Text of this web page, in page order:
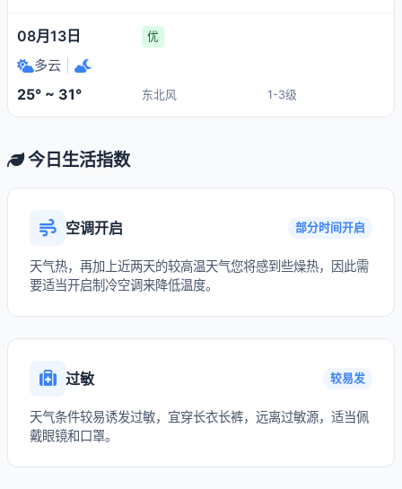
08月13日 优
多云
25° ~ 31° 东北风 1-3级
今日生活指数
空调开启 部分时间开启
天气热，再加上近两天的较高温天气您将感到些燥热，因此需
要适当开启制冷空调来降低温度。
过敏 较易发
天气条件较易诱发过敏，宜穿长衣长裤，远离过敏源，适当佩
戴眼镜和口罩。